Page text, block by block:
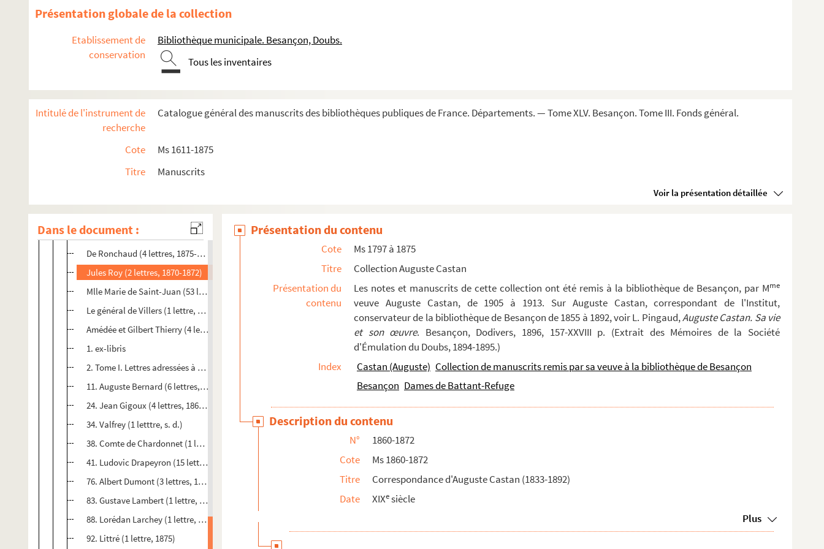
Présentation globale de la collection
Etablissement de
conservation
Bibliothèque municipale. Besançon, Doubs.
Tous les inventaires
Intitulé de l'instrument de
recherche
Catalogue général des manuscrits des bibliothèques publiques de France. Départements. — Tome XLV. Besançon. Tome III. Fonds général.
Cote
Ms 1611-1875
Titre
Manuscrits
Voir la présentation détaillée
Dans le document :
Auguste Bernard (6 lettres, 1855-1868)
Valfrey (1 letttre, s. d.)
Comte de Chardonnet (1 lettre, 1889)
Albert Dumont (3 lettres, 1869-1870)
Gustave Lambert (1 lettre, 1868)
Henri Martin (7 lettres, 1865-1882)
Mme Michelet (1 lettre, 1877)
Marquis de Moustier (2 lettres, 1882)
De Ronchaud (4 lettres, 1875-1877)
Jules Roy (2 lettres, 1870-1872)
Mlle Marie de Saint-Juan (53 lettres, 1850-1889)
Le général de Villers (1 lettre, 1870)
Amédée et Gilbert Thierry (4 lettres, 1868)
1. ex-libris
2. Tome I. Lettres adressées à Castan. Mgr Besson (3 lettres, 1875-1881)
11. Auguste Bernard (6 lettres, 1855-1868)
24. Jean Gigoux (4 lettres, 1869-1881)
34. Valfrey (1 letttre, s. d.)
38. Comte de Chardonnet (1 lettre, 1889)
41. Ludovic Drapeyron (15 lettres, 1869-1871)
76. Albert Dumont (3 lettres, 1869-1870)
83. Gustave Lambert (1 lettre, 1868)
88. Lorédan Larchey (1 lettre, s. d.)
92. Littré (1 lettre, 1875)
Présentation du contenu
Cote
Ms 1797 à 1875
Titre
Collection Auguste Castan
Présentation du
contenu
Les notes et manuscrits de cette collection ont été remis à la bibliothèque de Besançon, par Mme
veuve Auguste Castan, de 1905 à 1913. Sur Auguste Castan, correspondant de l'Institut,
conservateur de la bibliothèque de Besançon de 1855 à 1892, voir L. Pingaud,Auguste Castan. Sa vie
et son œuvre. Besançon, Dodivers, 1896, 157-XXVIII p. (Extrait des Mémoires de la Société
d'Émulation du Doubs, 1894-1895.)
Index
Castan (Auguste) Collection de manuscrits remis par sa veuve à la bibliothèque de Besançon
Besançon Dames de Battant-Refuge
Description du contenu
N°
1860-1872
Cote
Ms 1860-1872
Titre
Correspondance d'Auguste Castan (1833-1892)
Date
XIXesiècle
Plus